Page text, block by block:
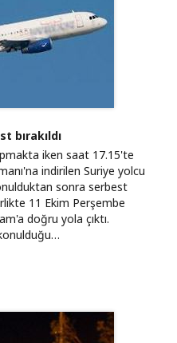
bırakıldı
iken saat 17.15'te
indirilen Suriye yolcu
sonra serbest
11 Ekim Perşembe
doğru yola çıktı.